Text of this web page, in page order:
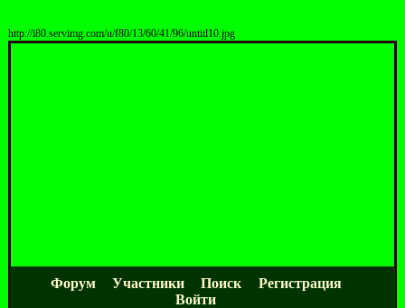
http://i80.servimg.com/u/f80/13/60/41/96/untitl10.jpg
Форум Участники Поиск
Регистрация
Войти